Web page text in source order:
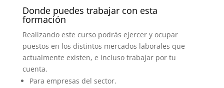
Donde puedes trabajar con esta
formación
Realizando este curso podrás ejercer y ocupar
puestos en los distintos mercados laborales que
actualmente existen, e incluso trabajar por tu
cuenta.
Para empresas del sector.